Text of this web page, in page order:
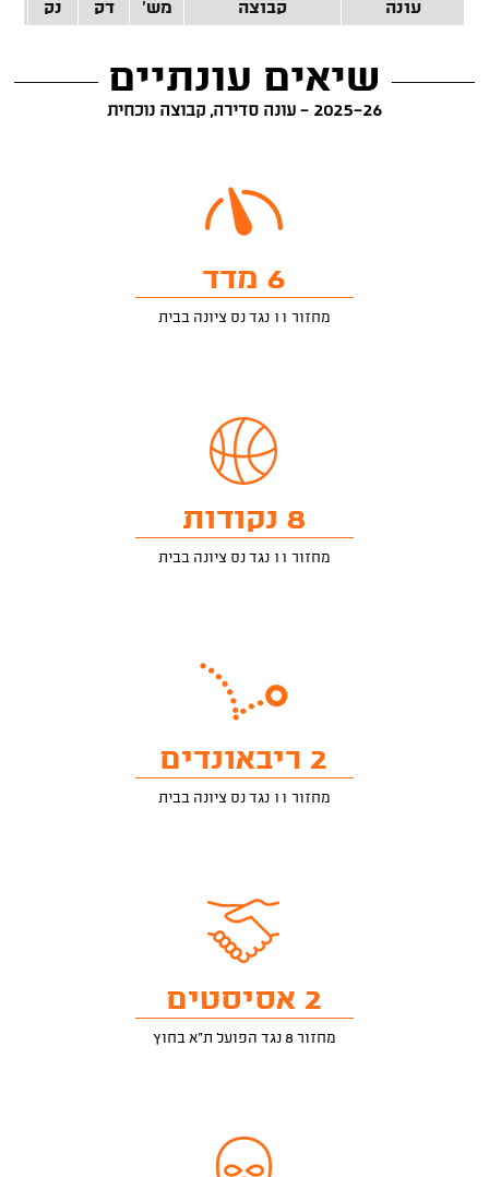
עונה
קבוצה מש' דק נק
שיאים עונתיים
2025-26 - עונה סדירה, קבוצה נוכחית
6 מדד
מחזור 11 נגד נס ציונה בבית
8 נקודות
מחזור 11 נגד נס ציונה בבית
2 ריבאונדים
מחזור 11 נגד נס ציונה בבית
2 אסיסטים
מחזור 8 נגד הפועל ת"א בחוץ